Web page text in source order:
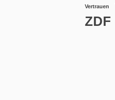
Vertrauen
ZDF